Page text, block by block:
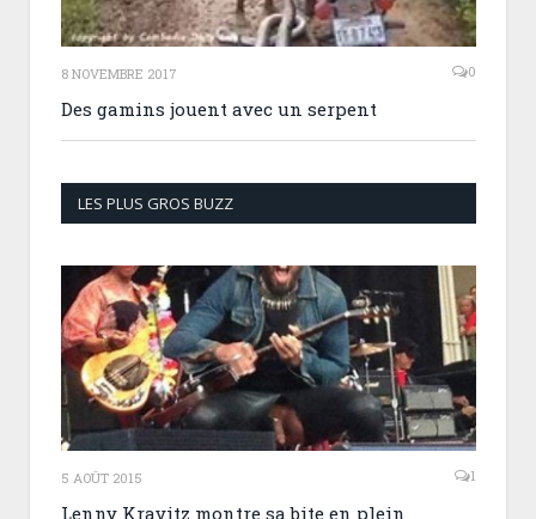
8 NOVEMBRE 2017 0
Des gamins jouent avec un serpent
LES PLUS GROS BUZZ
5 AOÛT 2015 1
Lenny Kravitz montre sa bite en plein